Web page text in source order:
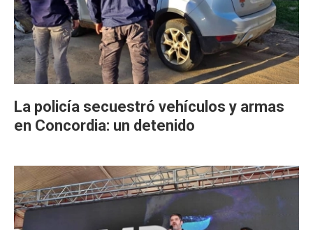
La policía secuestró vehículos y armas
en Concordia: un detenido